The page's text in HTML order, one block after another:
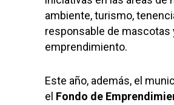
ambiente, turismo,
responsable de mascotas
emprendimiento.
Este año, además, el
el Fondo de